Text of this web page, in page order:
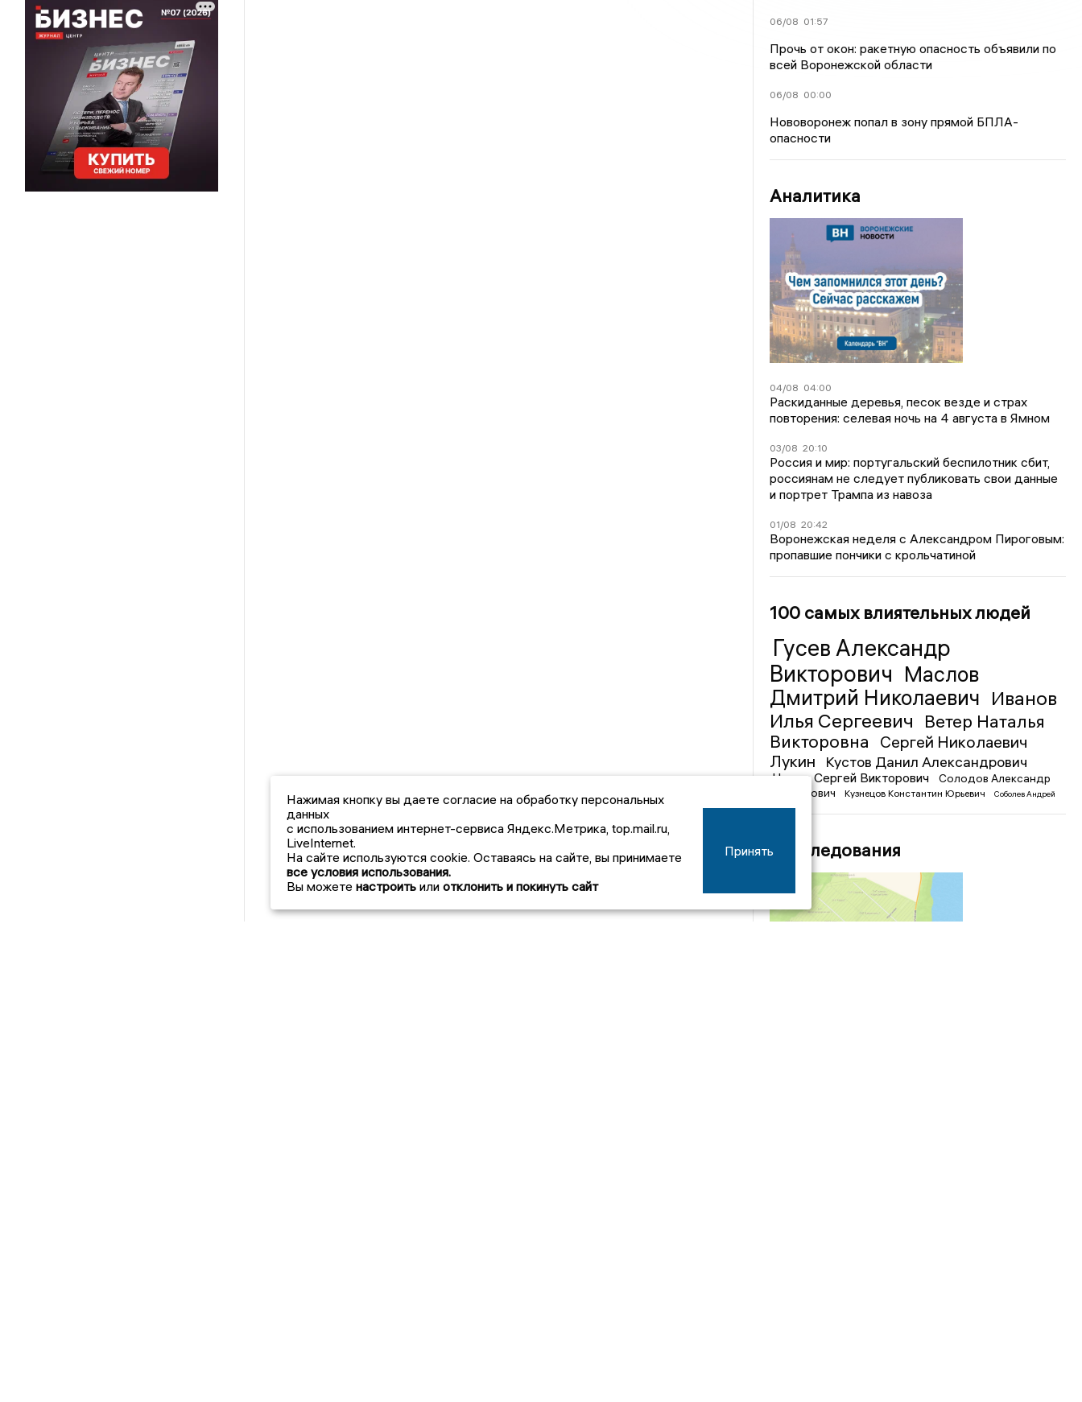
06/08 01:57
Прочь от окон: ракетную опасность объявили по
всей Воронежской области
06/08 00:00
Нововоронеж попал в зону прямой БПЛА-
опасности
Аналитика
04/08 04:00
Раскиданные деревья, песок везде и страх
повторения: селевая ночь на 4 августа в Ямном
03/08 20:10
Россия и мир: португальский беспилотник сбит,
россиянам не следует публиковать свои данные
и портрет Трампа из навоза
01/08 20:42
Воронежская неделя с Александром Пироговым:
пропавшие пончики с крольчатиной
100 самых влиятельных людей
Гусев Александр
Викторович Маслов
Дмитрий Николаевич Иванов
Илья Сергеевич
Ветер Наталья
Викторовна
Сергей Николаевич
Лукин
Кустов Данил Александрович
Чижов Сергей Викторович
Солодов Александр
Михайлович
Кузнецов Константин Юрьевич
Соболев Андрей
Иванович
Расследования
Нажимая кнопку вы даете согласие на обработку персональных
данных
с использованием интернет-сервиса Яндекс.Метрика, top.mail.ru,
LiveInternet.
На сайте используются cookie. Оставаясь на сайте, вы принимаете
все условия использования.
Вы можете настроить или отклонить и покинуть сайт
Принять